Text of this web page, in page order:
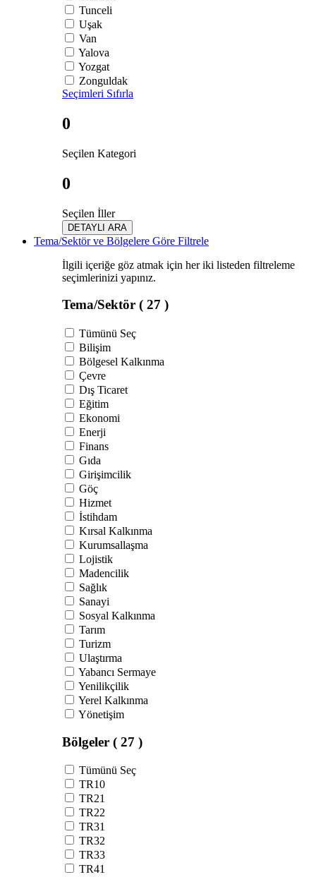
Tunceli
Uşak
Van
Yalova
Yozgat
Zonguldak
Seçimleri Sıfırla
0
Seçilen Kategori
0
Seçilen İller
DETAYLI ARA
Tema/Sektör ve Bölgelere Göre Filtrele
İlgili içeriğe göz atmak için her iki listeden filtreleme
seçimlerinizi yapınız.
Tema/Sektör ( 27 )
Tümünü Seç
Bilişim
Bölgesel Kalkınma
Çevre
Dış Ticaret
Eğitim
Ekonomi
Enerji
Finans
Gıda
Girişimcilik
Göç
Hizmet
İstihdam
Kırsal Kalkınma
Kurumsallaşma
Lojistik
Madencilik
Sağlık
Sanayi
Sosyal Kalkınma
Tarım
Turizm
Ulaştırma
Yabancı Sermaye
Yenilikçilik
Yerel Kalkınma
Yönetişim
Bölgeler ( 27 )
Tümünü Seç
TR10
TR21
TR22
TR31
TR32
TR33
TR41